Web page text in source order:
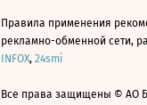
Правила применения
рекламно-обменной сети,
INFOX, 24smi
Все права защищены © АО